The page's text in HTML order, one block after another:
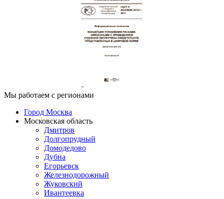
Мы работаем с регионами
Город Москва
Московская область
Дмитров
Долгопрудный
Домодедово
Дубна
Егорьевск
Железнодорожный
Жуковский
Ивантеевка